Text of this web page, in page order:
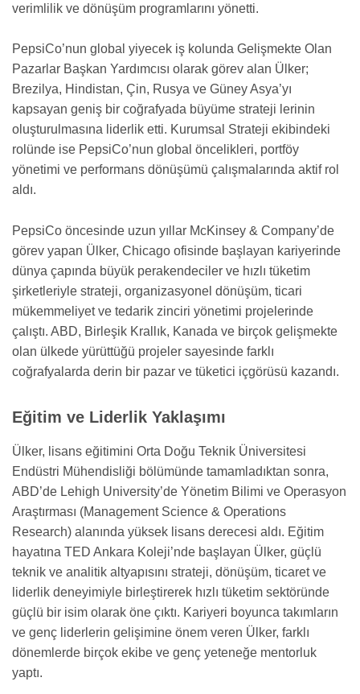
verimlilik ve dönüşüm programlarını yönetti.
PepsiCo’nun global yiyecek iş kolunda Gelişmekte Olan
Pazarlar Başkan Yardımcısı olarak görev alan Ülker;
Brezilya, Hindistan, Çin, Rusya ve Güney Asya’yı
kapsayan geniş bir coğrafyada büyüme strateji lerinin
oluşturulmasına liderlik etti. Kurumsal Strateji ekibindeki
rolünde ise PepsiCo’nun global öncelikleri, portföy
yönetimi ve performans dönüşümü çalışmalarında aktif rol
aldı.
PepsiCo öncesinde uzun yıllar McKinsey & Company’de
görev yapan Ülker, Chicago ofisinde başlayan kariyerinde
dünya çapında büyük perakendeciler ve hızlı tüketim
şirketleriyle strateji, organizasyonel dönüşüm, ticari
mükemmeliyet ve tedarik zinciri yönetimi projelerinde
çalıştı. ABD, Birleşik Krallık, Kanada ve birçok gelişmekte
olan ülkede yürüttüğü projeler sayesinde farklı
coğrafyalarda derin bir pazar ve tüketici içgörüsü kazandı.
Eğitim ve Liderlik Yaklaşımı
Ülker, lisans eğitimini Orta Doğu Teknik Üniversitesi
Endüstri Mühendisliği bölümünde tamamladıktan sonra,
ABD’de Lehigh University’de Yönetim Bilimi ve Operasyon
Araştırması (Management Science & Operations
Research) alanında yüksek lisans derecesi aldı. Eğitim
hayatına TED Ankara Koleji’nde başlayan Ülker, güçlü
teknik ve analitik altyapısını strateji, dönüşüm, ticaret ve
liderlik deneyimiyle birleştirerek hızlı tüketim sektöründe
güçlü bir isim olarak öne çıktı. Kariyeri boyunca takımların
ve genç liderlerin gelişimine önem veren Ülker, farklı
dönemlerde birçok ekibe ve genç yeteneğe mentorluk
yaptı.